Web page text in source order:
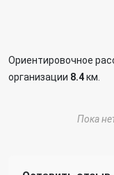
Ориентировочное
организации 8.4км.
Пока